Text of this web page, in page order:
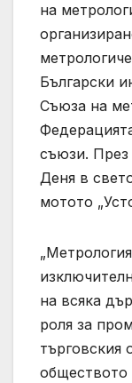
на
Български
Съюза на
съюзи. През
Деня в
мотото
на всяка
роля за
търговския
обществото